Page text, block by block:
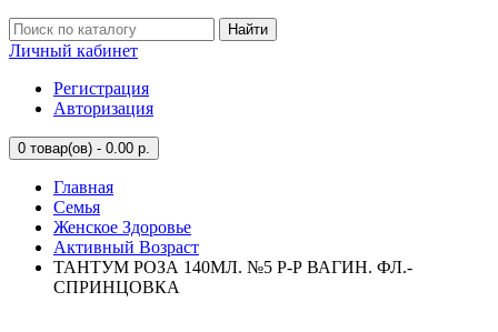
Найти
Личный кабинет
Регистрация
Авторизация
0 товар(ов) - 0.00 р.
Главная
Семья
Женское Здоровье
Активный Возраст
ТАНТУМ РОЗА 140МЛ. №5 Р-Р ВАГИН. ФЛ.-
СПРИНЦОВКА